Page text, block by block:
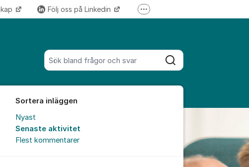
Sök bland alla inlägg
Sök
Följ oss på Linkedin Fler supportlänkar
Sortera inläggen
Nyast
Senaste aktivitet
Flest kommentarer